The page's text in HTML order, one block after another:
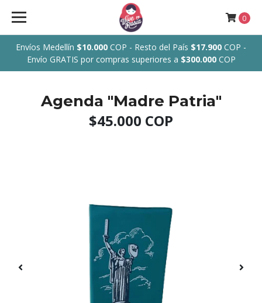
Envíos Medellín $10.000 COP - Resto del País $17.900 COP -
Envío GRATIS por compras superiores a $300.000COP
0
Agenda "Madre Patria"
$45.000 COP